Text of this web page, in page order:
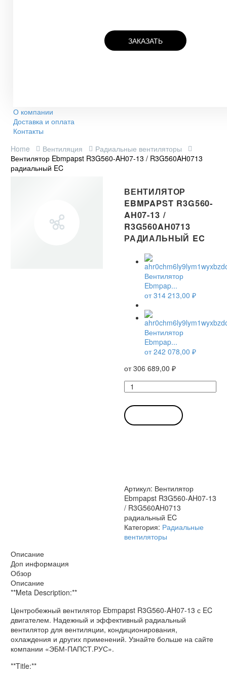
ЗАКАЗАТЬ
О компании
Доставка и оплата
Контакты
Home
Вентиляция
Радиальные вентиляторы
Вентилятор Ebmpapst R3G560-AH07-13 / R3G560AH0713
радиальный EC
ВЕНТИЛЯТОР
EBMPAPST R3G560-
AH07-13 /
R3G560AH0713
РАДИАЛЬНЫЙ EC
Вентилятор
Ebmpap...
от314 213,00 ₽
Вентилятор
Ebmpap...
от242 078,00 ₽
от306 689,00 ₽
Количество
товара
Вентилятор
Ebmpapst
R3G560-
Артикул: Вентилятор
Ebmpapst R3G560-AH07-13
/ R3G560AH0713
радиальный EC
Категория: Радиальные
вентиляторы
Описание
Доп информация
Обзор
Описание
**Meta Description:**
Центробежный вентилятор Ebmpapst R3G560-AH07-13 с EC
двигателем. Надежный и эффективный радиальный
вентилятор для вентиляции, кондиционирования,
охлаждения и других применений. Узнайте больше на сайте
компании «ЭБМ-ПАПСТ.РУС».
**Title:**